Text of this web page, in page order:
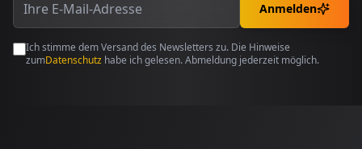
Anmelden
Ich stimme dem Versand des Newsletters zu. Die Hinweise
zumDatenschutz habe ich gelesen. Abmeldung jederzeit möglich.